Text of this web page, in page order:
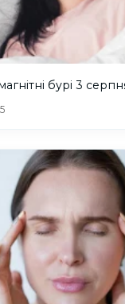
бурі 3